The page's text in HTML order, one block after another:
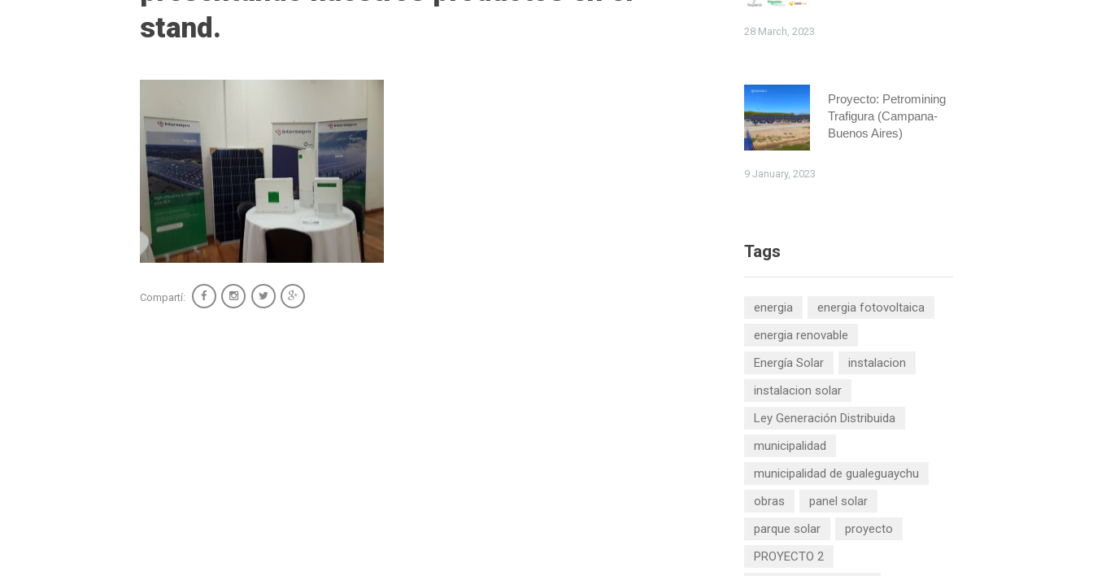
stand.
Compartí:
28 March, 2023
Proyecto: Petromining
Trafigura (Campana-
Buenos Aires)
9 January, 2023
Tags
energia
energia fotovoltaica
energia renovable
Energía Solar
instalacion
instalacion solar
Ley Generación Distribuida
municipalidad
municipalidad de gualeguaychu
obras
panel solar
parque solar
proyecto
PROYECTO 2